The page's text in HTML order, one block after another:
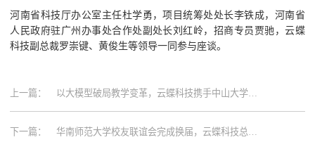
河南省科技厅办公室主任杜学勇，项目统筹处处长李铁成，河南省
人民政府驻广州办事处合作处副处长刘红岭，招商专员贾驰，云蝶
科技副总裁罗崇键、黄俊生等领导一同参与座谈。
上一篇：
以大模型破局教学变革，云蝶科技携手中山大学打
造AI+医学教育新标杆
下一篇：
华南师范大学校友联谊会完成换届，云蝶科技总裁